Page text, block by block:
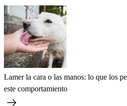
Lamer la cara o las manos: lo que los
este comportamiento